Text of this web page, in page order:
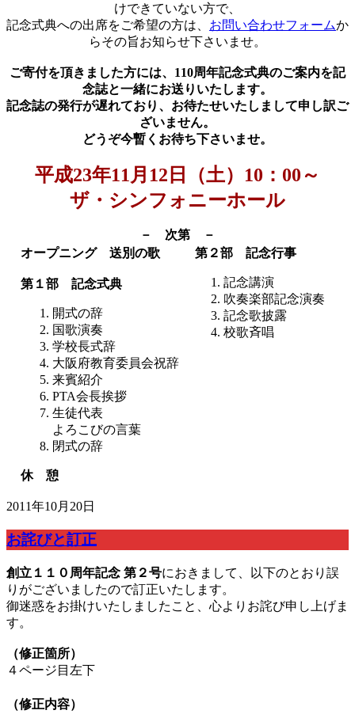
けできていない方で、
記念式典への出席をご希望の方は、 お問い合わせフォームか
らその旨お知らせ下さいませ。
ご寄付を頂きました方には、110周年記念式典のご案内を記
念誌と一緒にお送りいたします。
記念誌の発行が遅れており、お待たせいたしまして申し訳ご
ざいません。
どうぞ今暫くお待ち下さいませ。
平成23年11月12日（土）10：00～
ザ・シンフォニーホール
－ 次第 －
オープニング 送別の歌
第１部 記念式典
開式の辞
国歌演奏
学校長式辞
大阪府教育委員会祝辞
来賓紹介
PTA会長挨拶
生徒代表
よろこびの言葉
閉式の辞
休 憩
第２部 記念行事
記念講演
吹奏楽部記念演奏
記念歌披露
校歌斉唱
2011年10月20日
お詫びと訂正
創立１１０周年記念 第２号におきまして、以下のとおり誤
りがございましたので訂正いたします。
御迷惑をお掛けいたしましたこと、心よりお詫び申し上げま
す。
（修正箇所）
４ページ目左下
（修正内容）